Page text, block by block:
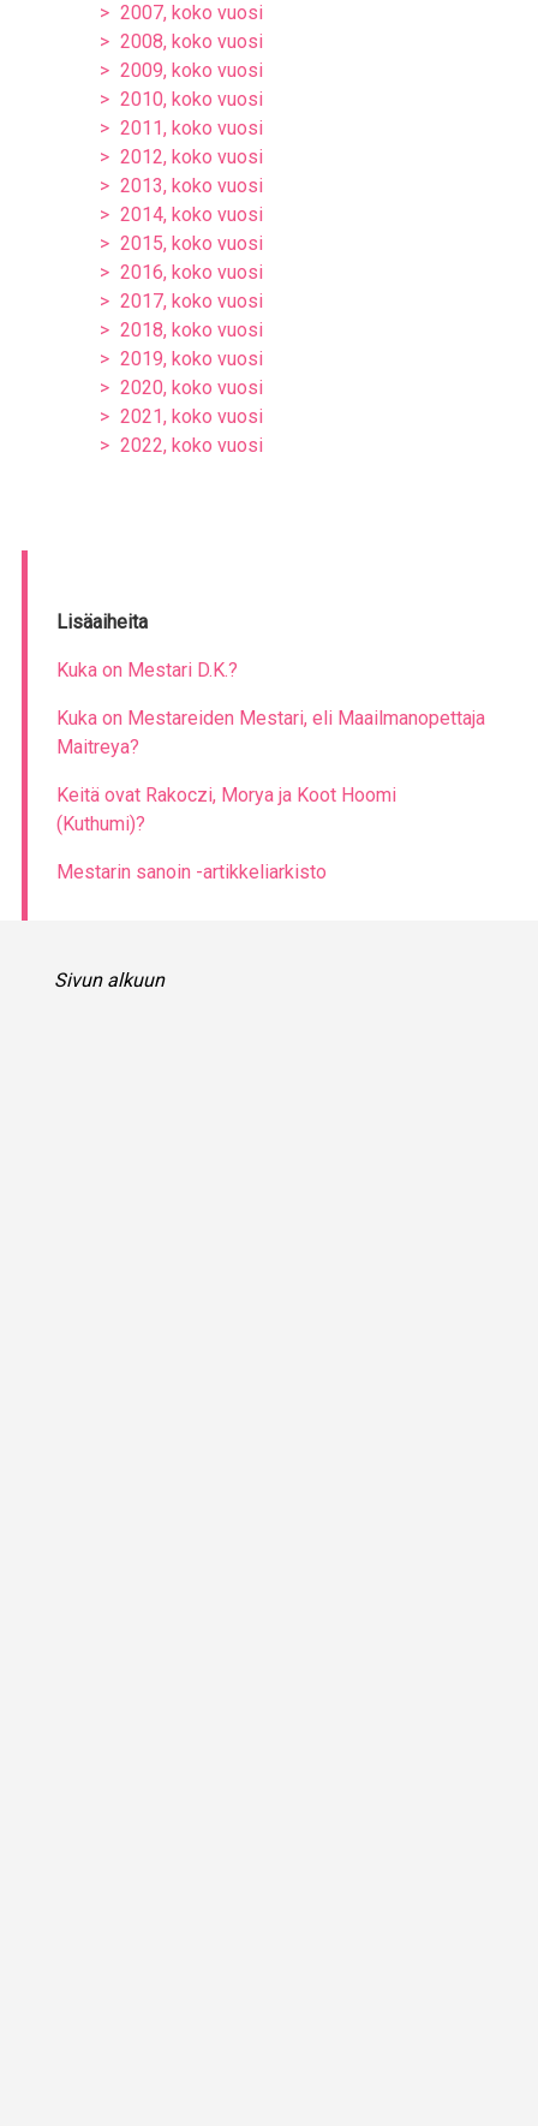
2007, koko vuosi
2008, koko vuosi
2009, koko vuosi
2010, koko vuosi
2011, koko vuosi
2012, koko vuosi
2013, koko vuosi
2014, koko vuosi
2015, koko vuosi
2016, koko vuosi
2017, koko vuosi
2018, koko vuosi
2019, koko vuosi
2020, koko vuosi
2021, koko vuosi
2022, koko vuosi
Lisäaiheita
Kuka on Mestari D.K.?
Kuka on Mestareiden Mestari, eli Maailmanopettaja
Maitreya?
Keitä ovat Rakoczi, Morya ja Koot Hoomi
(Kuthumi)?
Mestarin sanoin -artikkeliarkisto
Sivun alkuun